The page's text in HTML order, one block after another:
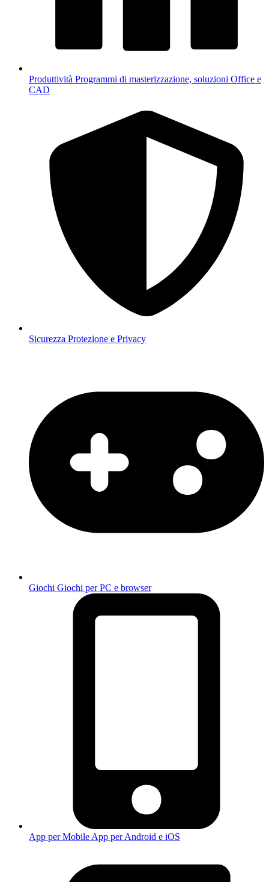
Produttività Programmi di masterizzazione, soluzioni Office e
CAD
Sicurezza Protezione e Privacy
Giochi Giochi per PC e browser
App per Mobile App per Android e iOS